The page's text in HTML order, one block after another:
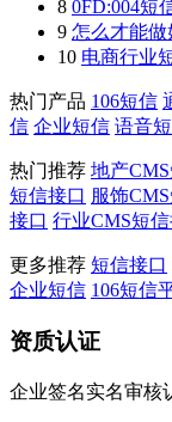
8 0FD:004短
9 怎么才能做
10 电商行业
热门产品 106短信
信 企业短信 语音
热门推荐 地产
短信接口 服饰
接口 行业CMS短
更多推荐 短信接口
企业短信 106短信
资质认证
企业签名实名审核